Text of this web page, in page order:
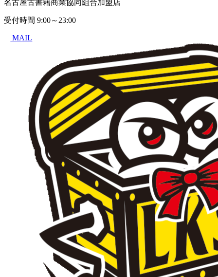
名古屋古書籍商業協同組合加盟店
受付時間 9:00～23:00
MAIL